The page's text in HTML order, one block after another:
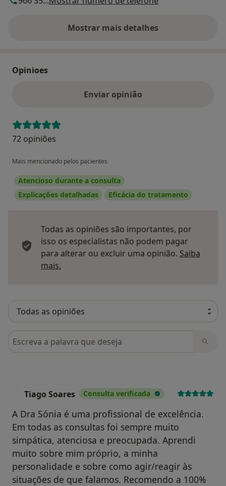
Mostrar mais detalhes
sobre o endereço
Opinioes
Enviar opinião
72 opiniões
Mais mencionado pelos pacientes
Atencioso durante a consulta
Explicações detalhadas
Eficácia do tratamento
Todas as opiniões são importantes, por
isso os especialistas não podem pagar
para alterar ou excluir uma opinião. Saiba
mais.
Pesquisar em opiniões
Tiago Soares Consulta verificada
A Dra Sónia é uma profissional de excelência.
Em todas as consultas foi sempre muito
simpática, atenciosa e preocupada. Aprendi
muito sobre mim próprio, a minha
personalidade e sobre como agir/reagir às
situações de que falamos. Recomendo a 100%